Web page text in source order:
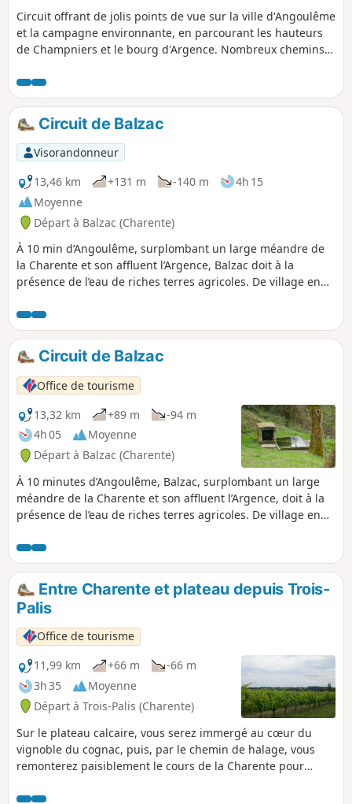
Circuit offrant de jolis points de vue sur la ville d'Angoulême
et la campagne environnante, en parcourant les hauteurs
de Champniers et le bourg d'Argence. Nombreux chemins,
GR®, entre Angoumois et Périgord.
Circuit de Balzac
Visorandonneur
13,46 km
+131 m -140 m
4h 15
Moyenne
Départ à Balzac (Charente)
À 10 min d’Angoulême, surplombant un large méandre de
la Charente et son affluent l’Argence, Balzac doit à la
présence de l’eau de riches terres agricoles. De village en
lentement. Soyez curieux pour aller découvrir ce qui se
trouve « hors parcours ».
Circuit de Balzac
Office de tourisme
13,32 km
+89 m
-94 m
4h 05
Moyenne
Départ à Balzac (Charente)
À 10 minutes d’Angoulême, Balzac, surplombant un large
méandre de la Charente et son affluent l’Argence, doit à la
présence de l’eau de riches terres agricoles. De village en
lentement, soyez curieux pour aller découvrir ce qui se
trouve hors parcours.
Entre Charente et plateau depuis Trois-
Palis
Office de tourisme
11,99 km
+66 m
-66 m
3h 35
Moyenne
Départ à Trois-Palis (Charente)
Sur le plateau calcaire, vous serez immergé au cœur du
vignoble du cognac, puis, par le chemin de halage, vous
remonterez paisiblement le cours de la Charente pour
sa fameuse chocolaterie.